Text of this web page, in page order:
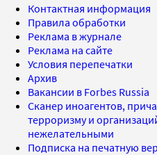
Контактная информация
Правила обработки
Реклама в журнале
Реклама на сайте
Условия перепечатки
Архив
Вакансии в Forbes Russia
Сканер иноагентов,
терроризму и
нежелательными
Подписка на печатную